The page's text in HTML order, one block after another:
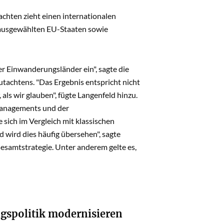
zieht einen internationalen
EU-Staaten sowie
ein", sagte die
"Das Ergebnis entspricht nicht
wir glauben", fügte Langenfeld hinzu.
und der
im Vergleich mit klassischen
dies häufig übersehen", sagte
Unter anderem gelte es,
modernisieren